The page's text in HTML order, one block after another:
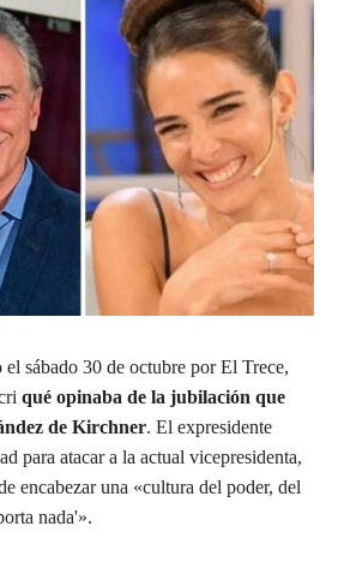
sábado 30 de octubre por El Trece,
qué opinaba de la jubilación que
de Kirchner. El expresidente
para atacar a la actual vicepresidenta,
encabezar una «cultura del poder, del
nada'».